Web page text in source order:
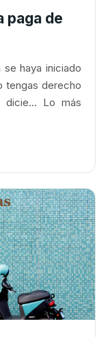
paga de
haya iniciado
tengas derecho
Lo más